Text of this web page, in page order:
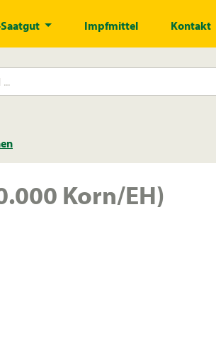
Impfmittel Kontakt
Korn/EH)